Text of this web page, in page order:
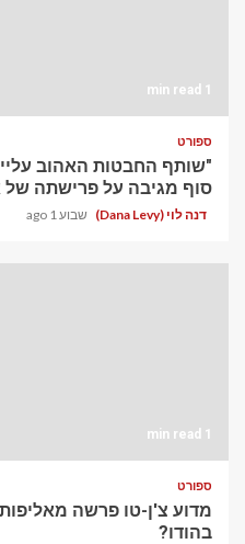
1 min read
ספורט
"שותף החבטות האהוב
סוף מגיבה על פרישתה של
דנה לוי (Dana Levy) שבוע 1 ago
1 min read
ספורט
בהודו?